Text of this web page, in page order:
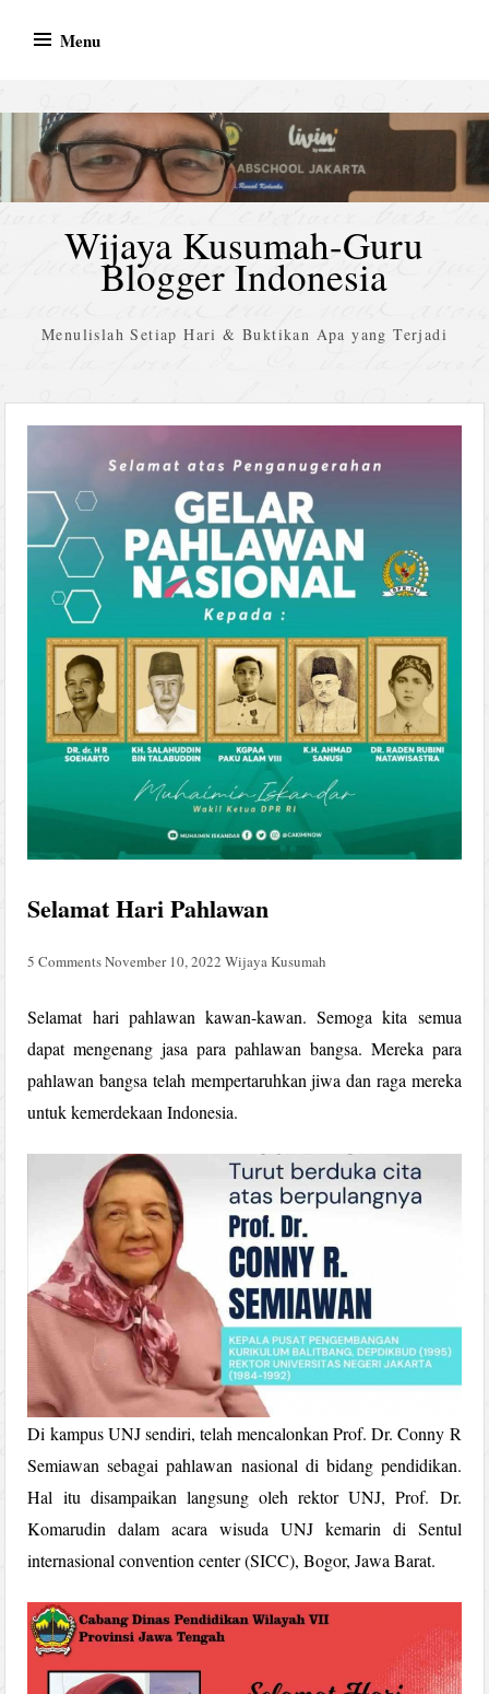
Menu
Wijaya Kusumah-Guru
Blogger Indonesia
Menulislah Setiap Hari & Buktikan Apa yang Terjadi
Selamat Hari Pahlawan
5 CommentsNovember 10, 2022 Wijaya Kusumah
Selamat hari pahlawan kawan-kawan. Semoga kita semua
dapat mengenang jasa para pahlawan bangsa. Mereka para
pahlawan bangsa telah mempertaruhkan jiwa dan raga mereka
untuk kemerdekaan Indonesia.
Di kampus UNJ sendiri, telah mencalonkan Prof. Dr. Conny R
Semiawan sebagai pahlawan nasional di bidang pendidikan.
Hal itu disampaikan langsung oleh rektor UNJ, Prof. Dr.
Komarudin dalam acara wisuda UNJ kemarin di Sentul
internasional convention center (SICC), Bogor, Jawa Barat.